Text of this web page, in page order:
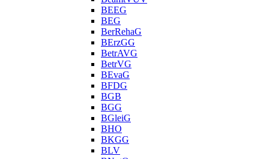
BEEG
BEG
BerRehaG
BErzGG
BetrAVG
BetrVG
BEvaG
BFDG
BGB
BGG
BGleiG
BHO
BKGG
BLV